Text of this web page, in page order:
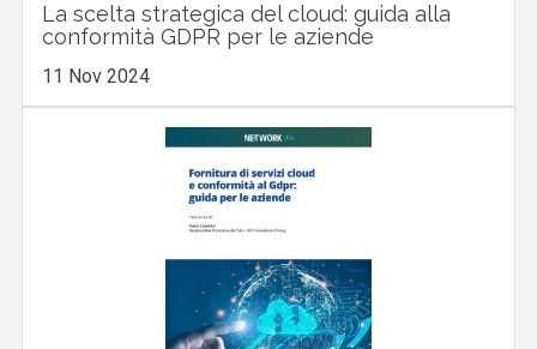
La scelta strategica del cloud: guida alla
conformità GDPR per le aziende
11 Nov 2024